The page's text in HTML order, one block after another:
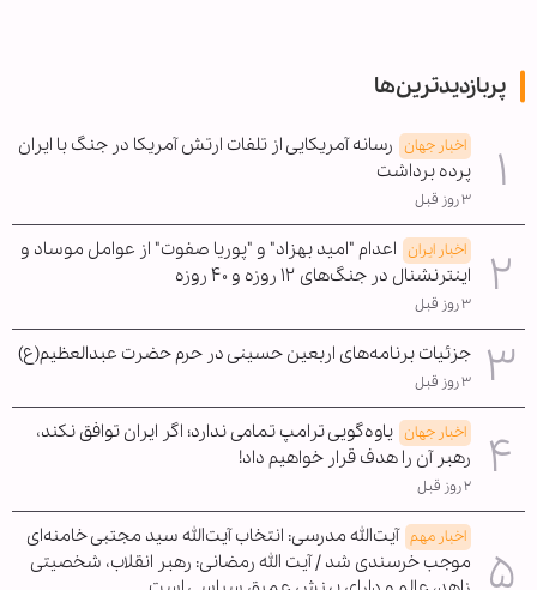
پربازدیدترین‌ها
اخبار جهان رسانه آمریکایی از تلفات ارتش آمریکا در جنگ با ایران
پرده برداشت
۳ روز قبل
اخبار ایران اعدام "امید بهزاد" و "پوریا صفوت" از عوامل موساد و
اینترنشنال در جنگ‌های ۱۲ روزه و ۴۰ روزه
۳ روز قبل
جزئیات برنامه‌های اربعین حسینی در حرم حضرت عبدالعظیم(ع)
۳ روز قبل
اخبار جهان یاوه‌گویی ترامپ تمامی ندارد؛ اگر ایران توافق نکند،
رهبر آن را هدف قرار خواهیم داد!
۲ روز قبل
اخبار مهم آیت‌الله مدرسی: انتخاب آیت‌الله سید مجتبی خامنه‌ای
موجب خرسندی شد / آیت الله رمضانی: رهبر انقلاب، شخصیتی